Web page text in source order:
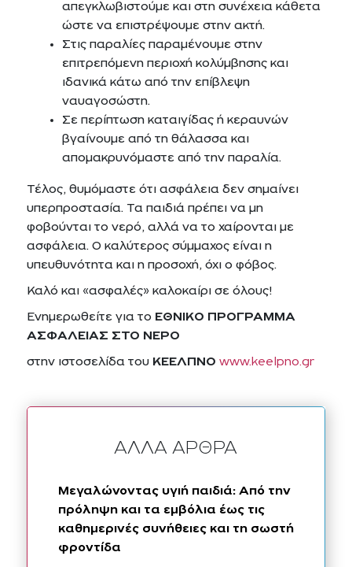
ΑΛΛΑ ΑΡΘΡΑ
Μεγαλώνοντας υγιή παιδιά: Aπό την
πρόληψη και τα εμβόλια έως τις
καθημερινές συνήθειες και τη σωστή
φροντίδα
απεγκλωβιστούμε και στη συνέχεια κάθετα
ώστε να επιστρέψουμε στην ακτή.
Στις παραλίες παραμένουμε στην
επιτρεπόμενη περιοχή κολύμβησης και
ιδανικά κάτω από την επίβλεψη
ναυαγοσώστη.
Σε περίπτωση καταιγίδας ή κεραυνών
βγαίνουμε από τη θάλασσα και
απομακρυνόμαστε από την παραλία.
Τέλος, θυμόμαστε ότι ασφάλεια δεν σημαίνει
υπερπροστασία. Τα παιδιά πρέπει να μη
φοβούνται το νερό, αλλά να το χαίρονται με
ασφάλεια. Ο καλύτερος σύμμαχος είναι η
υπευθυνότητα και η προσοχή, όχι ο φόβος.
Καλό και «ασφαλές» καλοκαίρι σε όλους!
Ενημερωθείτε για το ΕΘΝΙΚΟ ΠΡΟΓΡΑΜΜΑ
ΑΣΦΑΛΕΙΑΣ ΣΤΟ ΝΕΡΟ
στην ιστοσελίδα του ΚΕΕΛΠΝΟ www.keelpno.gr